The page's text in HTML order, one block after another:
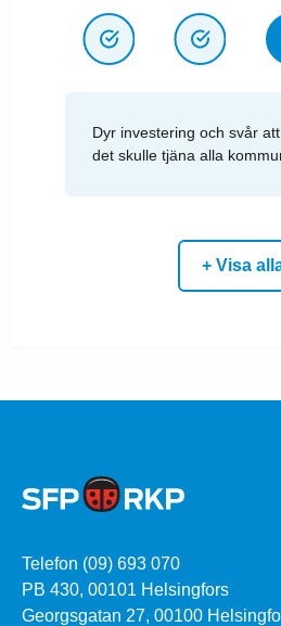
Dyr investering och svår
det skulle tjäna alla
+ Visa
Telefon (09) 693 070
PB 430, 00101 Helsingfors
Georgsgatan 27, 00100